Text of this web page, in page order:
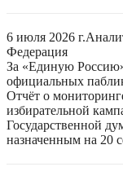
6 июля 2026 г.
Федерация
За «Единую
официальных
Отчёт о
избирательной
Государственной
назначенным на 20